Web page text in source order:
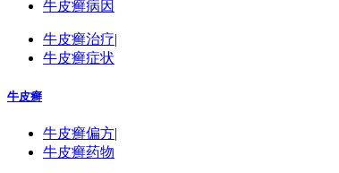
牛皮癣病因
牛皮癣治疗|
牛皮癣症状
牛皮癣
牛皮癣偏方|
牛皮癣药物